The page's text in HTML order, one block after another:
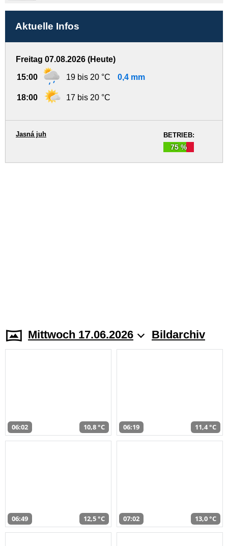
Aktuelle Infos
Freitag 07.08.2026 (Heute)
15:00 19 bis 20 °C 0,4 mm
18:00 17 bis 20 °C
BETRIEB:
75 %
Jasná juh
Mittwoch 17.06.2026 Bildarchiv
06:02 10,8 °C 06:19 11,4 °C
06:49 12,5 °C 07:02 13,0 °C